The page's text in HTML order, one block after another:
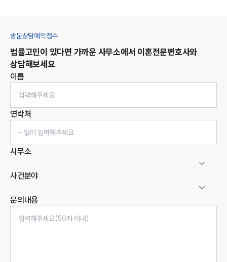
방문상담예약접수
법률고민이 있다면 가까운 사무소에서 이혼전문변호사와
상담해보세요
이름
연락처
사무소
사건분야
문의내용